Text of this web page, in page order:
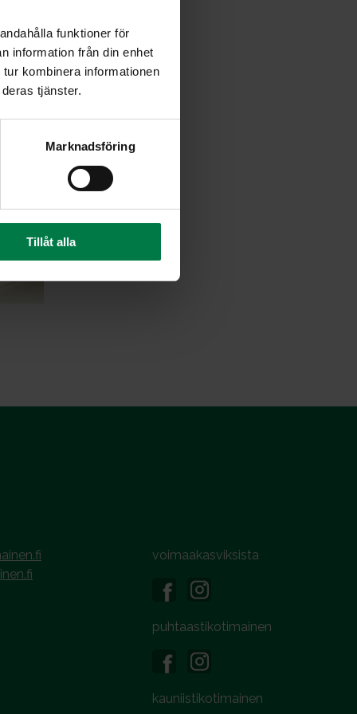
funktioner för
information från din enhet
kombinera informationen
tjänster.
Marknadsföring
Tillåt alla
voimaakasviksista
puhtaastikotimainen
kauniistikotimainen